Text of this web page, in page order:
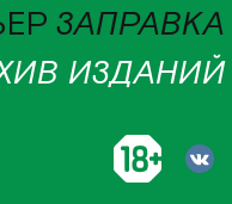
ЗАПРАВКА
ИЗДАНИЙ